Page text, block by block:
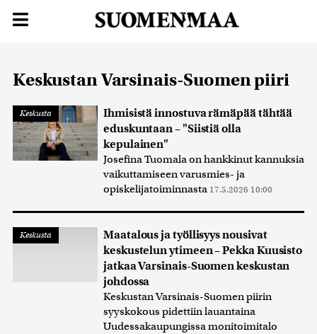
Keskustan Varsinais-Suomen piiri
Keskusta
Ihmisistä innostuva rämäpää tähtää
eduskuntaan – "Siistiä olla
kepulainen"
Josefina Tuomala on hankkinut kannuksia
vaikuttamiseen varusmies- ja
opiskelijatoiminnasta 17.5.2026 10:00
Keskusta
Maatalous ja työllisyys nousivat
keskustelun ytimeen – Pekka Kuusisto
jatkaa Varsinais-Suomen keskustan
johdossa
Keskustan Varsinais-Suomen piirin
syyskokous pidettiin lauantaina
Uudessakaupungissa monitoimitalo